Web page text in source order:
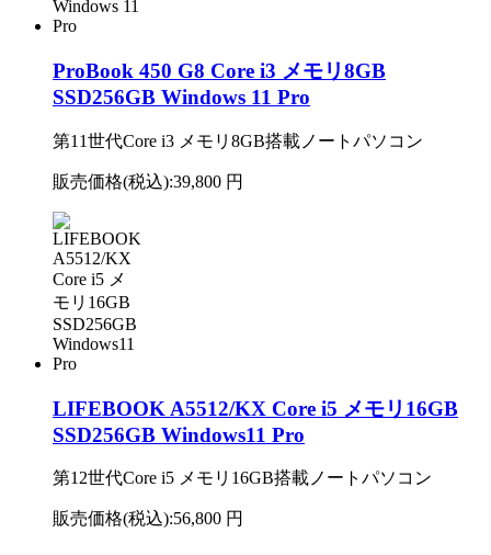
ProBook 450 G8 Core i3 メモリ8GB
SSD256GB Windows 11 Pro
第11世代Core i3 メモリ8GB搭載ノートパソコン
販売価格(税込):39,800 円
LIFEBOOK A5512/KX Core i5 メモリ16GB
SSD256GB Windows11 Pro
第12世代Core i5 メモリ16GB搭載ノートパソコン
販売価格(税込):56,800 円